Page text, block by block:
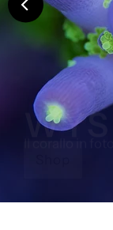
Il corallo in